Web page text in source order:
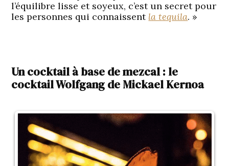
l’équilibre lisse et soyeux, c’est un secret pour
les personnes qui connaissent la tequila. »
Un cocktail à base de mezcal : le
cocktail Wolfgang de Mickael Kernoa